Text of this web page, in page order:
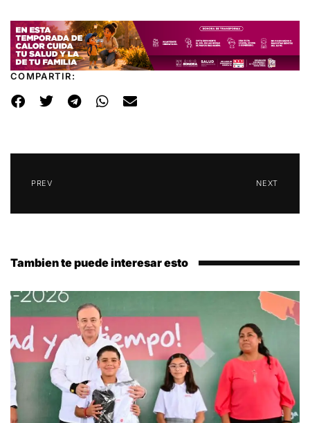
COMPARTIR:
PREV NEXT
Tambien te puede interesar esto